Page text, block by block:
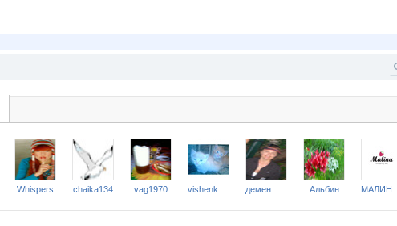
Whispers chaika134 vag1970 Альбин